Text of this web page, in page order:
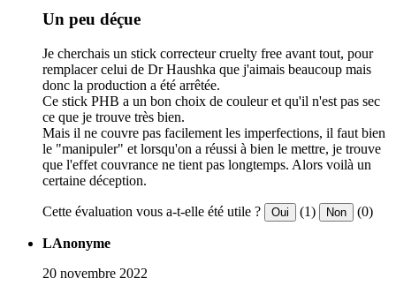
Un peu déçue
Je cherchais un stick correcteur cruelty free avant tout, pour
remplacer celui de Dr Haushka que j'aimais beaucoup mais
donc la production a été arrêtée.
Ce stick PHB a un bon choix de couleur et qu'il n'est pas sec
ce que je trouve très bien.
Mais il ne couvre pas facilement les imperfections, il faut bien
le "manipuler" et lorsqu'on a réussi à bien le mettre, je trouve
que l'effet couvrance ne tient pas longtemps. Alors voilà un
certaine déception.
Cette évaluation vous a-t-elle été utile ? Oui (1) Non (0)
LAnonyme
20 novembre 2022